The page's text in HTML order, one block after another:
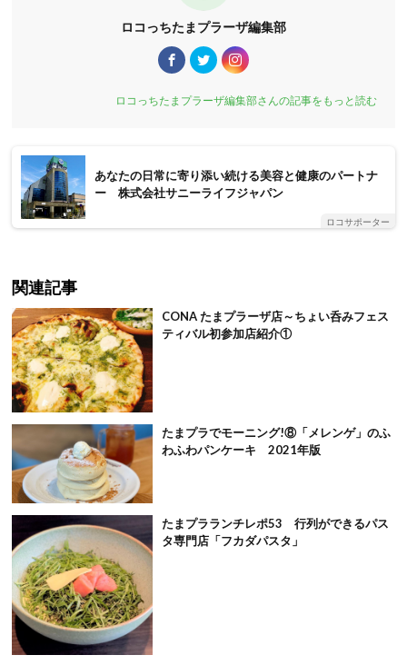
ロコっちたまプラーザ編集部
ロコっちたまプラーザ編集部さんの記事をもっと読む
あなたの日常に寄り添い続ける美容と健康のパートナ
ー 株式会社サニーライフジャパン
ロコサポーター
関連記事
CONA たまプラーザ店～ちょい呑みフェス
ティバル初参加店紹介①
たまプラでモーニング!⑧「メレンゲ」のふ
わふわパンケーキ 2021年版
たまプラランチレポ53 行列ができるパス
タ専門店「フカダパスタ」